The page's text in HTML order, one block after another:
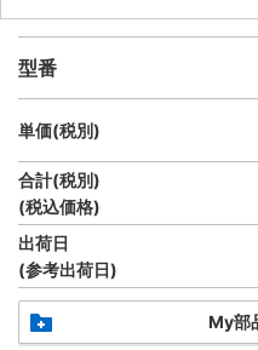
型番
単価(税別)
合計(税別)
(税込価格)
出荷日
(参考出荷日)
My部